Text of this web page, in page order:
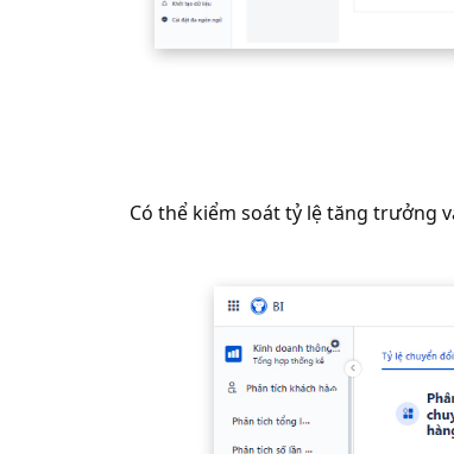
Có thể kiểm soát tỷ lệ tăng trưởng